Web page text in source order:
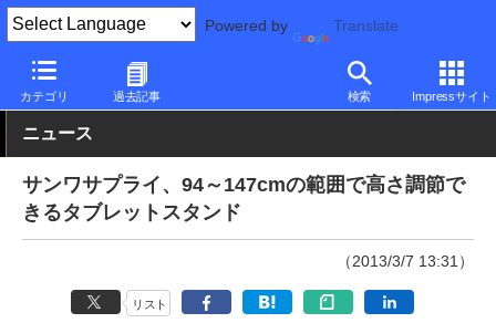
Powered by Translate
カテゴリ 過去記事 検索 Impressサイト
PC Watch 半導体/周辺機器 その他
ニュース
サンワサプライ、94～147cmの範囲で高さ調節で
きるタブレットスタンド
（2013/3/7 13:31）
リスト